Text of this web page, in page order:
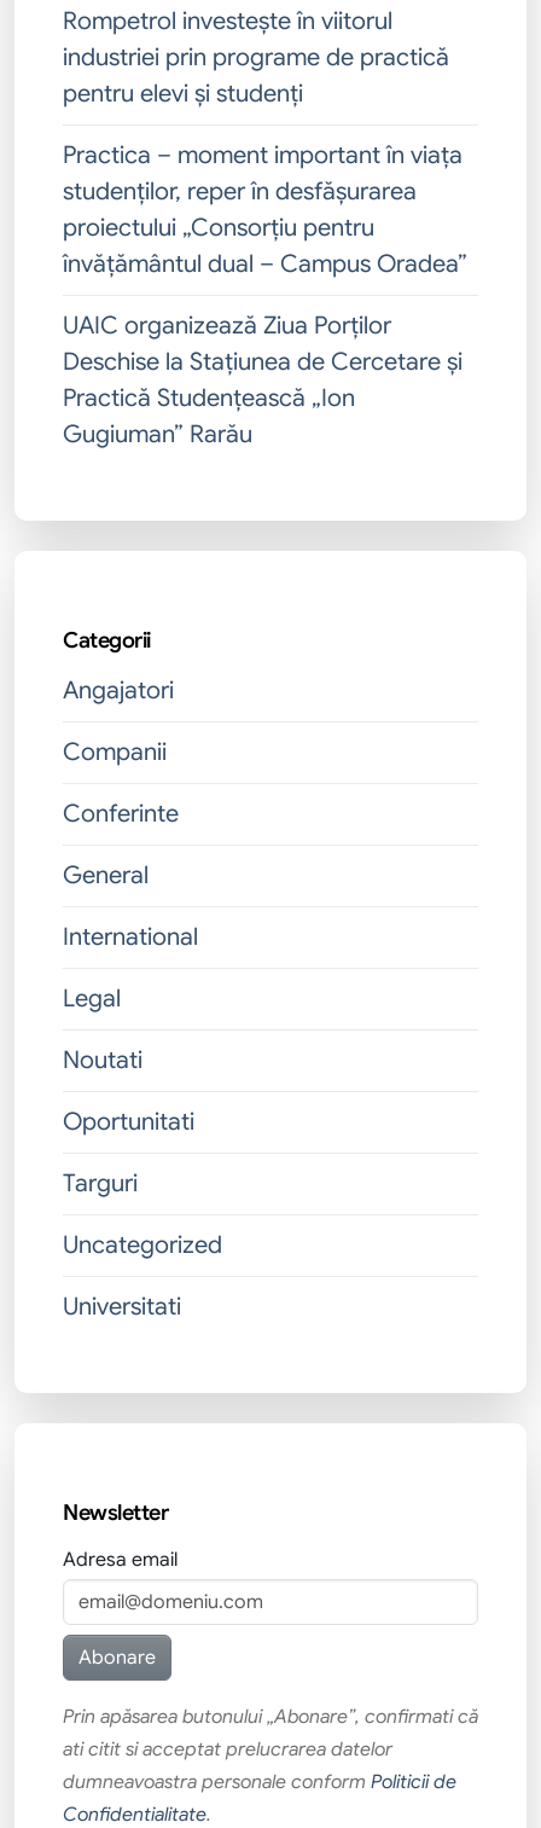
Rompetrol investește în viitorul
industriei prin programe de practică
pentru elevi și studenți
Practica – moment important în viața
studenților, reper în desfășurarea
proiectului „Consorțiu pentru
învățământul dual – Campus Oradea”
UAIC organizează Ziua Porților
Deschise la Stațiunea de Cercetare și
Practică Studențească „Ion
Gugiuman” Rarău
Categorii
Angajatori
Companii
Conferinte
General
International
Legal
Noutati
Oportunitati
Targuri
Uncategorized
Universitati
Newsletter
Adresa email
Prin apăsarea butonului „Abonare”, confirmati că
ati citit si acceptat prelucrarea datelor
dumneavoastra personale conform Politicii de
Confidentialitate.